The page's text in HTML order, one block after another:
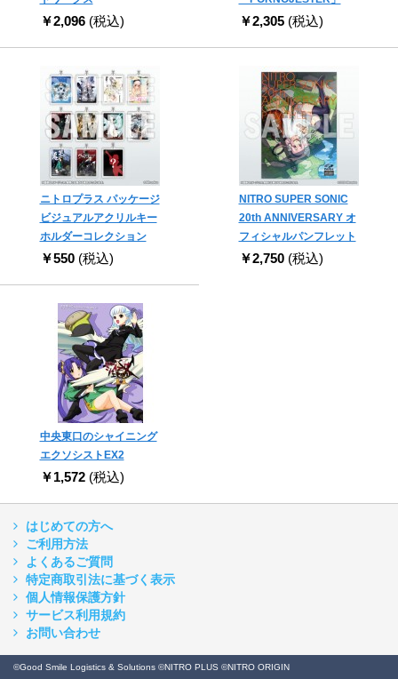
￥2,096 (税込) ￥2,305 (税込)
ニトロプラス パッケージ
ビジュアルアクリルキー
ホルダーコレクション
￥550 (税込)
NITRO SUPER SONIC
20th ANNIVERSARY オ
フィシャルパンフレット
￥2,750 (税込)
中央東口のシャイニング
エクソシストEX2
￥1,572 (税込)
はじめての方へ
ご利用方法
よくあるご質問
特定商取引法に基づく表示
個人情報保護方針
サービス利用規約
お問い合わせ
©Good Smile Logistics & Solutions ©NITRO PLUS ©NITRO ORIGIN